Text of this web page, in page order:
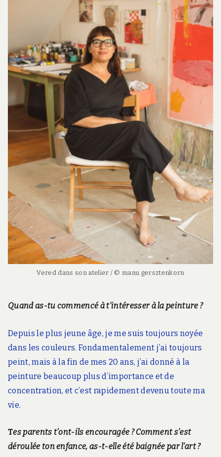
Vered dans son atelier / © manu.gersztenkorn
Quand as-tu commencé à t’intéresser à la peinture ?
Depuis le plus jeune âge, je me suis toujours noyée
dans les couleurs. Fondamentalement j’ai toujours
peint, mais à la fin de mes 20 ans, j’ai donné à la
peinture beaucoup plus d’importance et de
concentration, et c’est rapidement devenu toute ma
vie.
Tes parents t’ont-ils encouragée ? Comment s’est
déroulée ton enfance, as-t-elle été baignée par l’art ?